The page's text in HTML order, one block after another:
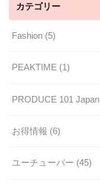
カテゴリー
Fashion (5)
PEAKTIME (1)
PRODUCE 101 Japan
お得情報 (6)
ユーチューバー (45)